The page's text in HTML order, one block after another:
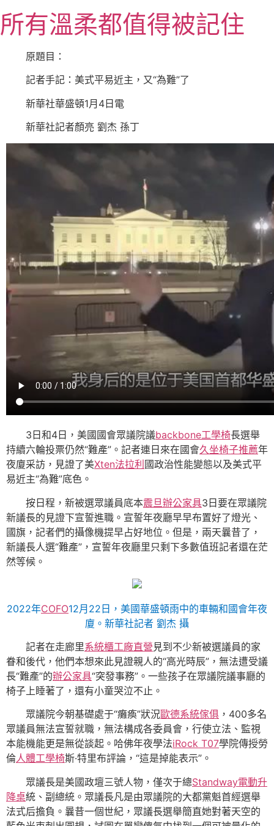
至
主所有溫柔都值得被記住
原題目：
記者手記：美式平易近主，又“為難”了
新華社華盛頓1月4日電
新華社記者顏亮 劉杰 孫丁
3日和4日，美國國會眾議院議backbone工學椅長選舉
持續六輪投票仍然“難產”。記者連日來在國會久坐椅子推薦年
夜廈采訪，見證了美Xten法拉利 國政治性能變態以及美式平
易近主“為難”底色。
按日程，新被選眾議員底本震旦辦公家具3日要在眾議院
新議長的見證下宣誓進職。宣誓年夜廳早早布置好了燈光、
國旗，記者們的攝像機提早占好地位。但是，兩天曩昔了，
新議長人選“難產”，宣誓年夜廳里只剩下多數值班記者還在茫
然等候。
2022年COFO12月22日，美國華盛頓雨中的車輛和國會年夜
廈。 新華社記者 劉杰 攝
記者在走廊里系統櫃工廠直營 見到不少新被選議員的家
眷和後代，他們本想來此見證親人的“高光時辰”，無法遭受議
長“難產”的辦公家具“突發事務”。一些孩子在眾議院議事廳的
椅子上睡著了，還有小童哭泣不止。
眾議院今朝基礎處于“癱瘓”狀況歐德系統傢俱 ，400多名
眾議員無法宣誓就職，無法構成各委員會，行使立法、監視
本能機能更是無從談起。哈佛年夜學法iRock T07學院傳授勞
倫人體工學椅斯·特里布評論，“這是掉能表示”。
眾議長是美國政壇三號人物，僅次于總Standway電動升
降桌統、副總統。眾議長凡是由眾議院的大都黨魁首經選舉
法式后擔負。曩昔一個世紀，眾議長選舉簡直她對著天空的